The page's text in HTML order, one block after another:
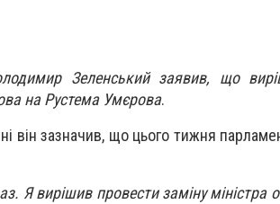
Зеленський заявив, що
на Рустема Умєрова.
він зазначив, що цього тижня
Я вирішив провести заміну міністра